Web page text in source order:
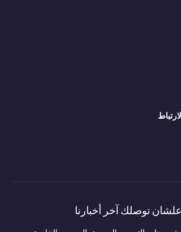
توصلك آخر أخبارنا